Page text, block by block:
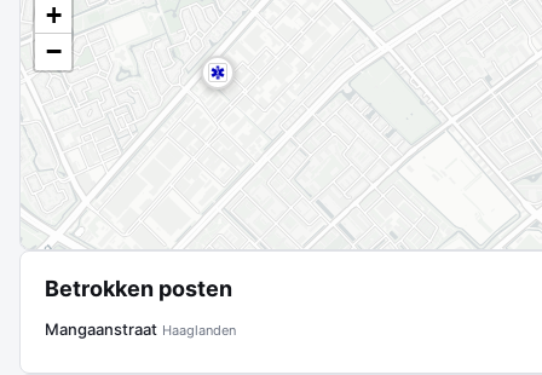
+
−
Betrokken posten
Mangaanstraat Haaglanden